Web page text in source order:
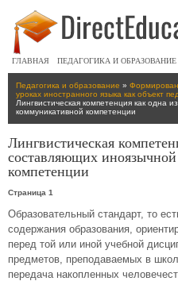
ГЛАВНАЯ ПЕДАГОГИКА И ОБРАЗОВАНИЕ
Педагогика и образование »
уроках иностранного языка как объект
Лингвистическая компетенция как одна
коммуникативной компетенции
Лингвистическая
составляющих
компетенции
Страница 1
Образовательный стандарт, то
содержания образования,
перед той или иной учебной
предметов, преподаваемых в
передача накопленных